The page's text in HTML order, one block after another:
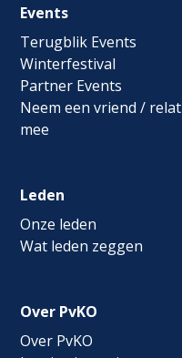
Footer
navigation
Events
Terugblik Events
Winterfestival
Partner Events
Neem een vriend /
mee
Leden
Onze leden
Wat leden zeggen
Over PvKO
Over PvKO